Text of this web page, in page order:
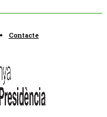
Contacte